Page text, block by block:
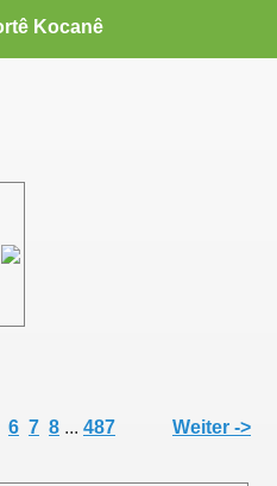
Kocanê
6 7 8 ... 487 Weiter ->